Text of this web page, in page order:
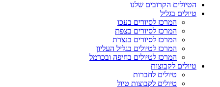
הטיולים הקרובים שלנו
טיולים בגליל
המרכז לסיורים בעכו
המרכז לסיורים בצפת
המרכז לסיורים בנצרת
המרכז לטיולים בגליל העליון
המרכז לטיולים בחיפה ובכרמל
טיולים לקבוצות
טיולים לחברות
טיולים לקבוצות טיול